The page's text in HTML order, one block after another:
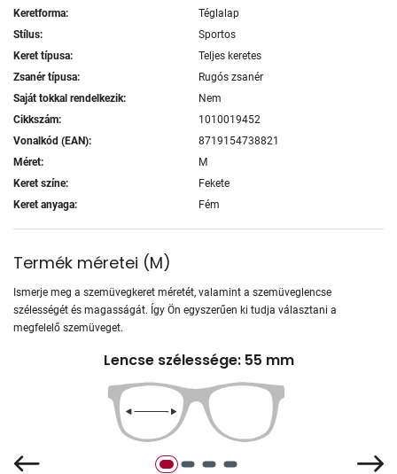
Keretforma:
Téglalap
Stílus:
Sportos
Keret típusa:
Teljes keretes
Zsanér típusa:
Rugós zsanér
Saját tokkal rendelkezik:
Nem
Cikkszám:
1010019452
Vonalkód (EAN):
8719154738821
Méret:
M
Keret színe:
Fekete
Keret anyaga:
Fém
Termék méretei (M)
Ismerje meg a szemüvegkeret méretét, valamint a szemüveglencse
szélességét és magasságát. Így Ön egyszerűen ki tudja választani a
megfelelő szemüveget.
Lencse szélessége: 55 mm